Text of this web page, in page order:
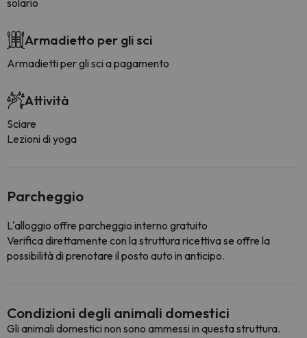
solario
Armadietto per gli sci
Armadietti per gli sci a pagamento
Attività
Sciare
Lezioni di yoga
Parcheggio
L'alloggio offre parcheggio interno gratuito
Verifica direttamente con la struttura ricettiva se offre la
possibilità di prenotare il posto auto in anticipo.
Condizioni degli animali domestici
Gli animali domestici non sono ammessi in questa struttura.